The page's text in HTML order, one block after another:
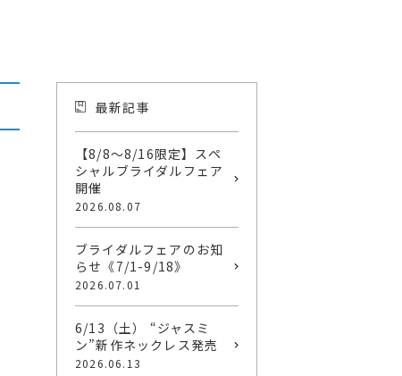
最新記事
【8/8〜8/16限定】スペ
シャルブライダルフェア
開催
2026.08.07
ブライダルフェアのお知
らせ《7/1-9/18》
2026.07.01
6/13（土） “ジャスミ
ン”新作ネックレス発売
2026.06.13